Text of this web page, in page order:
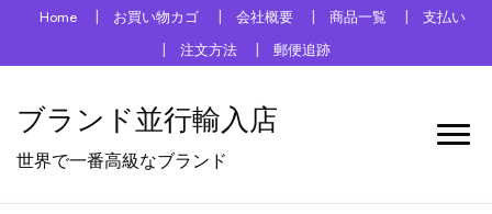
Home お買い物カゴ 会社概要 商品一覧
支払い
注文方法
郵便追跡
ブランド並行輸入店
世界で一番高級なブランド